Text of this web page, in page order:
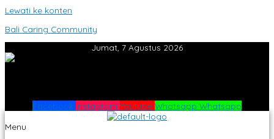
Lewati ke konten
Bali Caring Community
Jumat, 7 Agustus 2026
Facebook Instagram Youtube Whatsapp Whatsapp
Menu